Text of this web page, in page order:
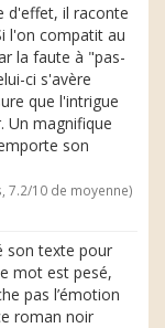
d'effet, il raconte
l'on compatit au
la faute à "pas-
ci s'avère
que l'intrigue
Un magnifique
son
7.2/10 de moyenne)
son texte pour
mot est pesé,
pas l’émotion
roman noir